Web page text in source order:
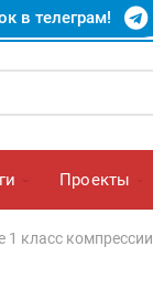
в телеграм!
Проекты
класс компрессии